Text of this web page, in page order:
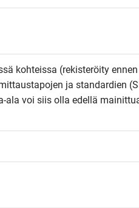
kohteissa (rekisteröity
ja standardien
voi siis olla edellä